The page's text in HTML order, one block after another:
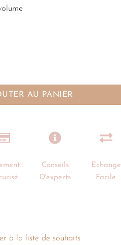
AU PANIER
Conseils
D'experts
Echange
Facile
à la liste de souhaits